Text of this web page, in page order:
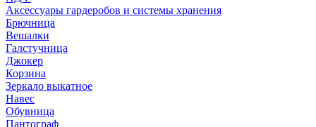
Аксессуары гардеробов и системы хранения
Брючница
Вешалки
Галстучница
Джокер
Корзина
Зеркало выкатное
Навес
Обувница
Пантограф